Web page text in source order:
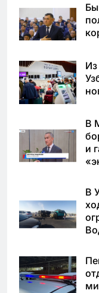
В
и
В